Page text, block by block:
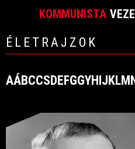
KOMMUNISTA
ÉLETRAJZOK
AÁBCCSDEFGGYHIJKLM